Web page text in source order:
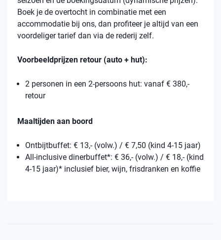
Boek je de overtocht in combinatie met een
accommodatie bij ons, dan profiteer je altijd van een
voordeliger tarief dan via de rederij zelf.
Voorbeeldprijzen retour (auto + hut):
2 personen in een 2-persoons hut: vanaf € 380,-
retour
Maaltijden aan boord
Ontbijtbuffet: € 13,- (volw.) / € 7,50 (kind 4-15 jaar)
All-inclusive dinerbuffet*: € 36,- (volw.) / € 18,- (kind
4-15 jaar)* inclusief bier, wijn, frisdranken en koffie